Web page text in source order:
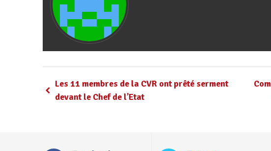
Les 11 membres de la CVR ont prêté serment
devant le Chef de l’Etat